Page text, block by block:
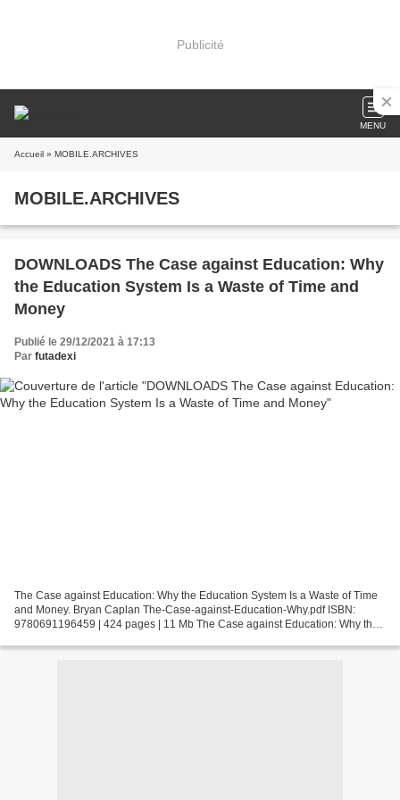
Publicité
MENU
Accueil » MOBILE.ARCHIVES
MOBILE.ARCHIVES
DOWNLOADS The Case against Education: Why
the Education System Is a Waste of Time and
Money
Publié le 29/12/2021 à 17:13
Par futadexi
The Case against Education: Why the Education System Is a Waste of Time
and Money. Bryan Caplan The-Case-against-Education-Why.pdf ISBN:
9780691196459 | 424 pages | 11 Mb The Case against Education: Why the